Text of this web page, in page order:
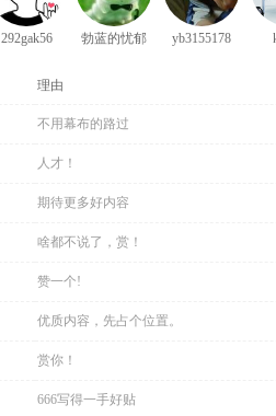
292gak56 勃蓝的忧郁 yb3155178
理由
不用幕布的路过
人才！
期待更多好内容
啥都不说了，赏！
赞一个!
优质内容，先占个位置。
赏你！
666写得一手好贴